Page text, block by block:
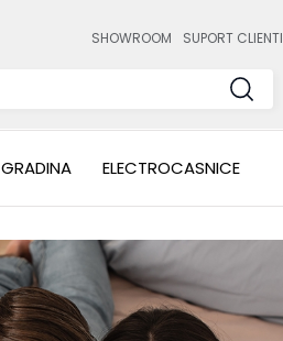
SHOWROOM SUPORT CLIENTI
GRADINA ELECTROCASNICE